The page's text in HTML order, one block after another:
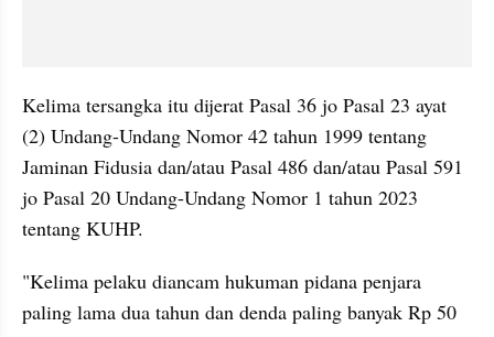
Kelima tersangka itu dijerat Pasal 36 jo Pasal 23 ayat
(2) Undang-Undang Nomor 42 tahun 1999 tentang
Jaminan Fidusia dan/atau Pasal 486 dan/atau Pasal 591
jo Pasal 20 Undang-Undang Nomor 1 tahun 2023
tentang KUHP.
"Kelima pelaku diancam hukuman pidana penjara
paling lama dua tahun dan denda paling banyak Rp 50